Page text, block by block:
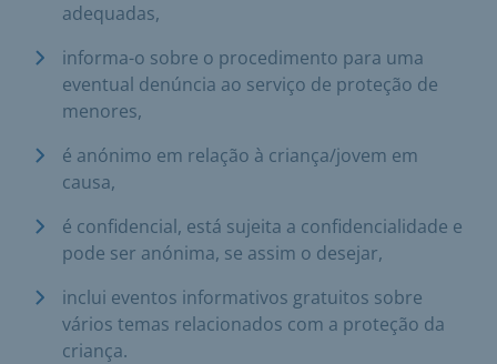
adequadas,
informa-o sobre o procedimento para uma
eventual denúncia ao serviço de proteção de
menores,
é anónimo em relação à criança/jovem em
causa,
é confidencial, está sujeita a confidencialidade e
pode ser anónima, se assim o desejar,
inclui eventos informativos gratuitos sobre
vários temas relacionados com a proteção da
criança.